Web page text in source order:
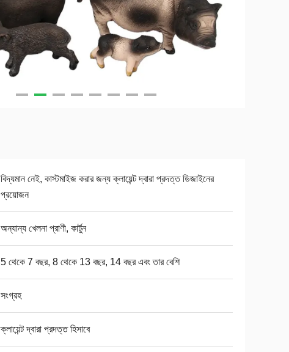
বিদ্যমান নেই, কাস্টমাইজ করার জন্য ক্লায়েন্ট দ্বারা প্রদত্ত ডিজাইনের
প্রয়োজন
অন্যান্য খেলনা প্রাণী, কার্টুন
5 থেকে 7 বছর, 8 থেকে 13 বছর, 14 বছর এবং তার বেশি
সংগ্রহ
ক্লায়েন্ট দ্বারা প্রদত্ত হিসাবে